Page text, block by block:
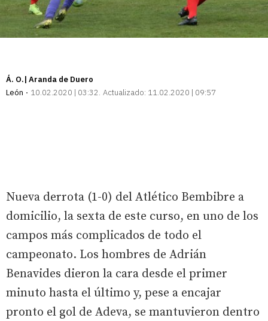
Á. O.| Aranda de Duero
León
10.02.2020 | 03:32 Actualizado: 11.02.2020 | 09:57
Nueva derrota (1-0) del Atlético Bembibre a
domicilio, la sexta de este curso, en uno de los
campos más complicados de todo el
campeonato. Los hombres de Adrián
Benavides dieron la cara desde el primer
minuto hasta el último y, pese a encajar
pronto el gol de Adeva, se mantuvieron dentro